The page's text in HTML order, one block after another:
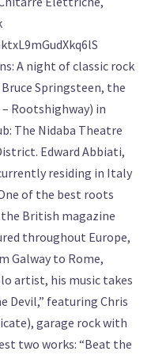
A night of classic rock
Springsteen, the
Rootshighway) in
The Nidaba Theatre
Edward Abbiati,
residing in Italy
of the best roots
the British magazine
throughout Europe,
Galway to Rome,
artist, his music takes
Devil,” featuring Chris
garage rock with
two works: “Beat the